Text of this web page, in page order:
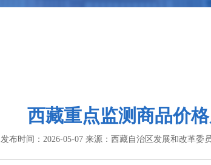
西藏重点监测商品价
发布时间： 2026-05-07 来源： 西藏自治区发展和改革委